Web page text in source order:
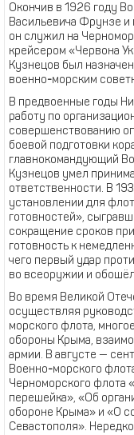
Окончив в 1926 году
Васильевича Фрунзе
он служил на
крейсером «Червона
Кузнецов был
военно-морским
В предвоенные годы
работу по
совершенствованию
боевой подготовки
главнокомандующий
Кузнецов умел
ответственности. В
установлении для
готовностей»,
сокращение сроков
готовность к
чего первый удар
во всеоружии и
Во время Великой
осуществляя
морского флота,
обороны Крыма,
армии. В августе —
Военно-морского
Черноморского флота
перешейка», «Об
обороне Крыма» и «О
Севастополя».